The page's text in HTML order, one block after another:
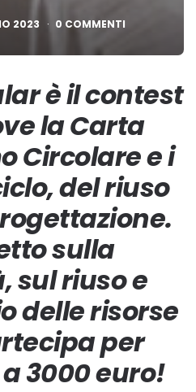
2023 0 COMMENTI
è il contest
la Carta
Circolare e i
del riuso
sulla
sul riuso e
delle risorse
per
3000 euro!